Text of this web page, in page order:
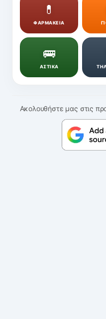
💊
ΦΑΡΜΑΚΕΙΑ
🚌
ΑΣΤΙΚΑ
Ακολουθήστε μας στις